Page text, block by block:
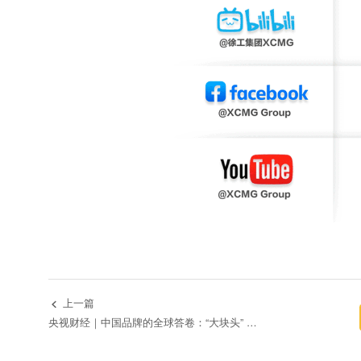
 上一篇
央视财经｜中国品牌的全球答卷：“大块头” 有大智慧